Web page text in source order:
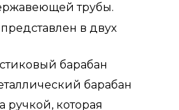
трубы.
в двух
барабан
барабан
ручкой, которая